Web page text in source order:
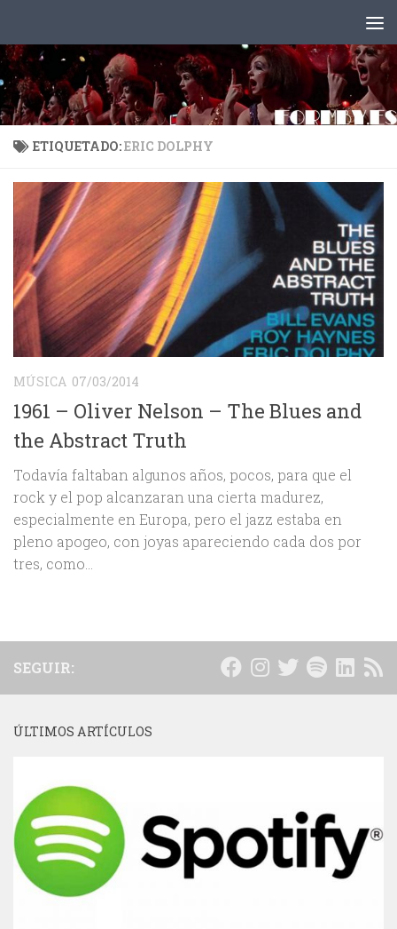
ETIQUETADO:ERIC DOLPHY
MÚSICA 07/03/2014
1961 – Oliver Nelson – The Blues and
the Abstract Truth
Todavía faltaban algunos años, pocos, para que el
rock y el pop alcanzaran una cierta madurez,
especialmente en Europa, pero el jazz estaba en
pleno apogeo, con joyas apareciendo cada dos por
tres, como...
SEGUIR:
ÚLTIMOS ARTÍCULOS